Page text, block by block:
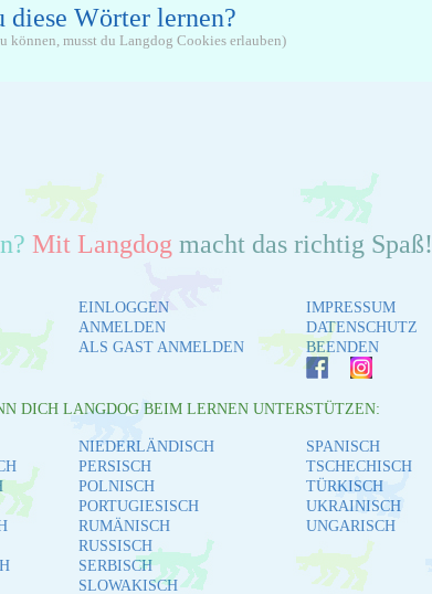
Wörter lernen?
können, musst du Langdog Cookies erlauben)
Mit Langdog macht das richtig Spaß!
EINLOGGEN
ANMELDEN
ALS GAST ANMELDEN
IMPRESSUM
DATENSCHUTZ
BEENDEN
DICH LANGDOG BEIM LERNEN UNTERSTÜTZEN:
NIEDERLÄNDISCH
PERSISCH
POLNISCH
PORTUGIESISCH
RUMÄNISCH
RUSSISCH
SERBISCH
SLOWAKISCH
SPANISCH
TSCHECHISCH
TÜRKISCH
UKRAINISCH
UNGARISCH